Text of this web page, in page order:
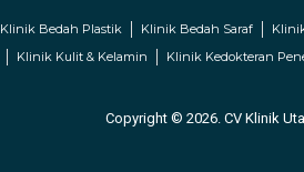
Klinik Bedah Plastik Klinik Bedah Saraf
Klinik Kulit & Kelamin Klinik Kedokteran
Copyright © 2026. CV Klinik